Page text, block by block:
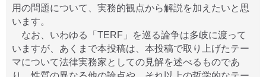
用の問題について、実務的観点から解説を加えたいと思
います。
なお、いわゆる「TERF」を巡る論争は多岐に渡って
いますが、あくまで本投稿は、本投稿で取り上げたテー
マについて法律実務家としての見解を述べるものであ